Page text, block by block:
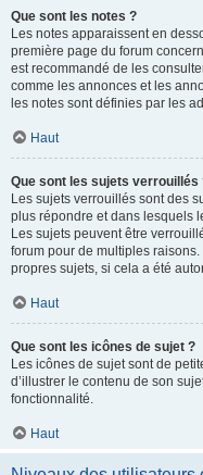
Que sont les notes ?
Les notes apparaissent en
première page du forum
est recommandé de les
comme les annonces et les
les notes sont définies par les
Haut
Que sont les sujets verrouillés
Les sujets verrouillés sont des
plus répondre et dans lesquels
Les sujets peuvent être
forum pour de multiples
propres sujets, si cela a été
Haut
Que sont les icônes de sujet ?
Les icônes de sujet sont de
d’illustrer le contenu de son
fonctionnalité.
Haut